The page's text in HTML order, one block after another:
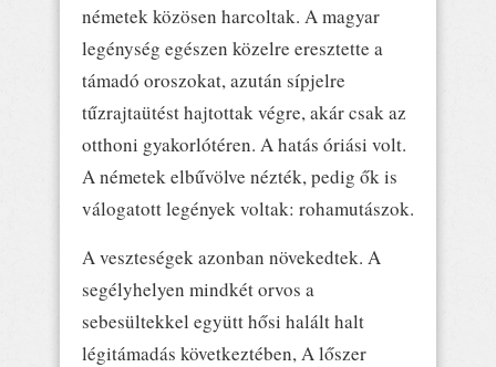
németek közösen harcoltak. A magyar
legénység egészen közelre eresztette a
támadó oroszokat, azután sípjelre
tűzrajtaütést hajtottak végre, akár csak az
otthoni gyakorlótéren. A hatás óriási volt.
A németek elbűvölve nézték, pedig ők is
válogatott legények voltak: rohamutászok.
A veszteségek azonban növekedtek. A
segélyhelyen mindkét orvos a
sebesültekkel együtt hősi halált halt
légitámadás következtében, A lőszer